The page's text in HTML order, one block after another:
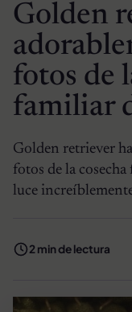
Golden
fotos de
familiar
Golden retriever
fotos de la
luce
2 min de lectura